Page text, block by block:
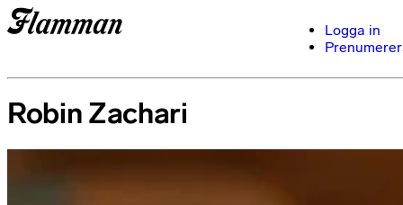
Logga in
Robin Zachari